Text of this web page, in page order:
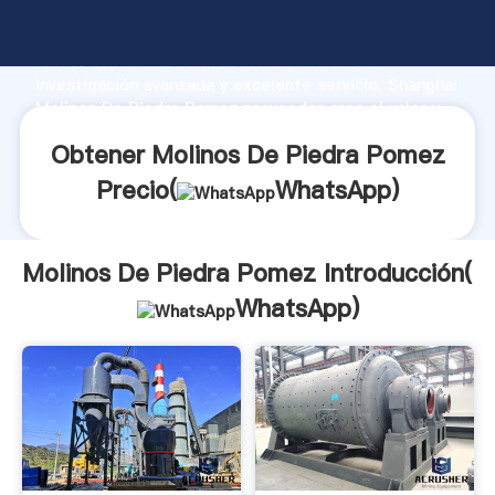
fuerte capacidad de producción, fuerza de
Molinos De Piedra Pomez proveedor crea el valor y
Obtener Molinos De Piedra Pomez
Precio(
WhatsApp)
Molinos De Piedra Pomez Introducción(
WhatsApp)